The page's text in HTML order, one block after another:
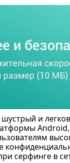
и
серфинге в